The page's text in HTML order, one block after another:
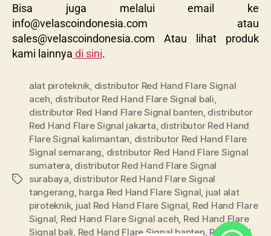
Bisa juga melalui email ke
info@velascoindonesia.com atau
sales@velascoindonesia.com Atau lihat produk
kami lainnya di sini.
alat piroteknik distributor Red Hand Flare Signal
aceh distributor Red Hand Flare Signal bali
distributor Red Hand Flare Signal banten distributor
Red Hand Flare Signal jakarta distributor Red Hand
Flare Signal kalimantan distributor Red Hand Flare
Signal semarang distributor Red Hand Flare Signal
sumatera distributor Red Hand Flare Signal
surabaya distributor Red Hand Flare Signal
tangerang harga Red Hand Flare Signal jual alat
piroteknik, jual Red Hand Flare Signal Red Hand Flare
Signal Red Hand Flare Signal aceh Red Hand Flare
Signal bali Red Hand Flare Signal banten Red Hand